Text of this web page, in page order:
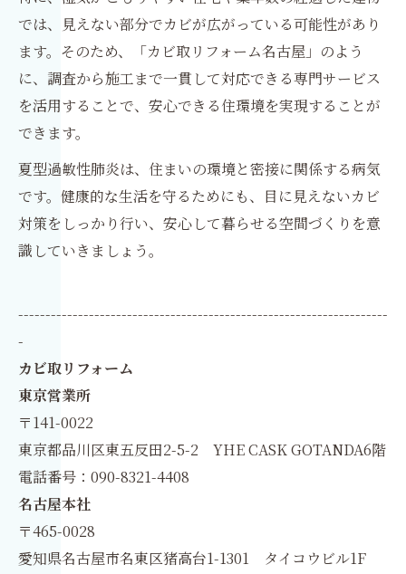
では、見えない部分でカビが広がっている可能性があり
ます。そのため、「カビ取リフォーム名古屋」のよう
に、調査から施工まで一貫して対応できる専門サービス
を活用することで、安心できる住環境を実現することが
できます。
夏型過敏性肺炎は、住まいの環境と密接に関係する病気
です。健康的な生活を守るためにも、目に見えないカビ
対策をしっかり行い、安心して暮らせる空間づくりを意
識していきましょう。
--------------------------------------------------------------------
-
カビ取リフォーム
東京営業所
〒141-0022
東京都品川区東五反田2-5-2 YHE CASK GOTANDA6階
電話番号：090-8321-4408
名古屋本社
〒465-0028
愛知県名古屋市名東区猪高台1-1301 タイコウビル1F